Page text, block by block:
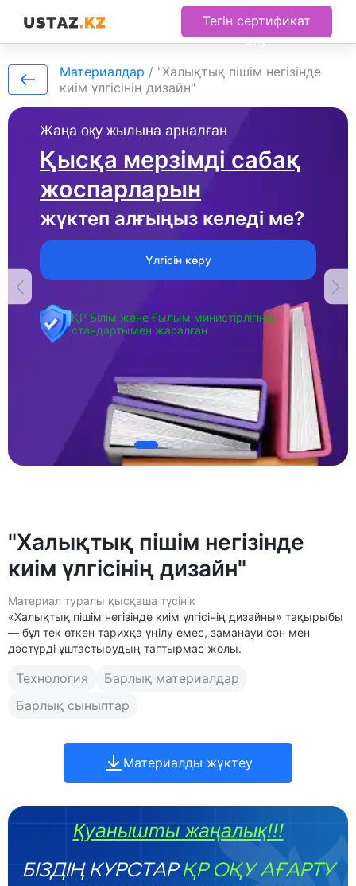
Тегін сертификат
алу
Жаңа оқу жылына арналған
Қысқа мерзімді сабақ
жоспарларын
жүктеп алғыңыз келеді ме?
Үлгісін көру
ҚР Білім және Ғылым министірлігінің
стандартымен жасалған
Материалдар / "Халықтық пішім негізінде
киім үлгісінің дизайн"
"Халықтық пішім негізінде
киім үлгісінің дизайн"
Материал туралы қысқаша түсінік
«Халықтық пішім негізінде киім үлгісінің дизайны» тақырыбы
— бұл тек өткен тарихқа үңілу емес, заманауи сән мен
дәстүрді ұштастырудың таптырмас жолы.
Технология
Барлық материалдар
Барлық сыныптар
Материалды жүктеу
Қуанышты жаңалық!!!
БІЗДІҢ КУРСТАРҚР ОҚУ АҒАРТУ